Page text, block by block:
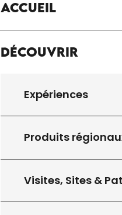
Accueil
Découvrir
Expériences
Produits
Visites, Sites &